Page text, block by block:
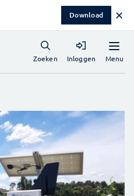
Download ✕
Menu
Zoeken Inloggen